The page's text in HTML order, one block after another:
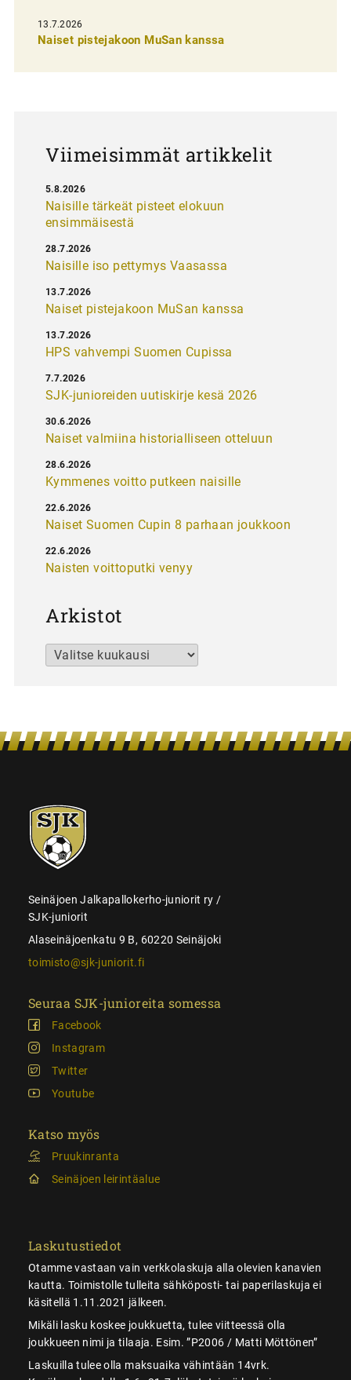
e
13.7.2026
Naiset pistejakoon MuSan kanssa
Viimeisimmät artikkelit
Naisille tärkeät pisteet elokuun
ensimmäisestä
5.8.2026
Naisille iso pettymys Vaasassa
28.7.2026
Naiset pistejakoon MuSan kanssa
13.7.2026
HPS vahvempi Suomen Cupissa
13.7.2026
SJK-junioreiden uutiskirje kesä 2026
7.7.2026
Naiset valmiina historialliseen otteluun
30.6.2026
Kymmenes voitto putkeen naisille
28.6.2026
Naiset Suomen Cupin 8 parhaan joukkoon
22.6.2026
Naisten voittoputki venyy
22.6.2026
Arkistot
Arkistot
SJK-
juniorit
Seinäjoen Jalkapallokerho-juniorit ry /
SJK-juniorit
Alaseinäjoenkatu 9 B, 60220 Seinäjoki
toimisto@sjk-juniorit.fi
Seuraa SJK-junioreita somessa
Facebook
Instagram
Twitter
Youtube
Katso myös
Pruukinranta
Seinäjoen leirintäalue
Laskutustiedot
Otamme vastaan vain verkkolaskuja alla olevien kanavien
kautta. Toimistolle tulleita sähköposti- tai paperilaskuja ei
käsitellä 1.11.2021 jälkeen.
Mikäli lasku koskee joukkuetta, tulee viitteessä olla
joukkueen nimi ja tilaaja. Esim. ”P2006 / Matti Möttönen”
Laskuilla tulee olla maksuaika vähintään 14vrk.